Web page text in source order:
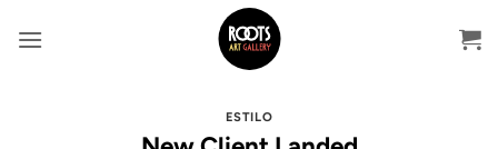
ESTILO